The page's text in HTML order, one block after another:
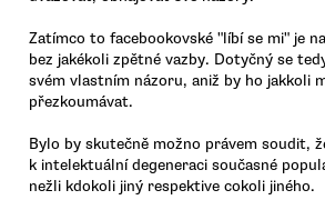
Zatímco to facebookovské "líbí se mi" je
bez jakékoli zpětné vazby. Dotyčný se
svém vlastním názoru, aniž by ho jakkoli
přezkoumávat.
Bylo by skutečně možno právem soudit,
k intelektuální degeneraci současné
nežli kdokoli jiný respektive cokoli jiného.